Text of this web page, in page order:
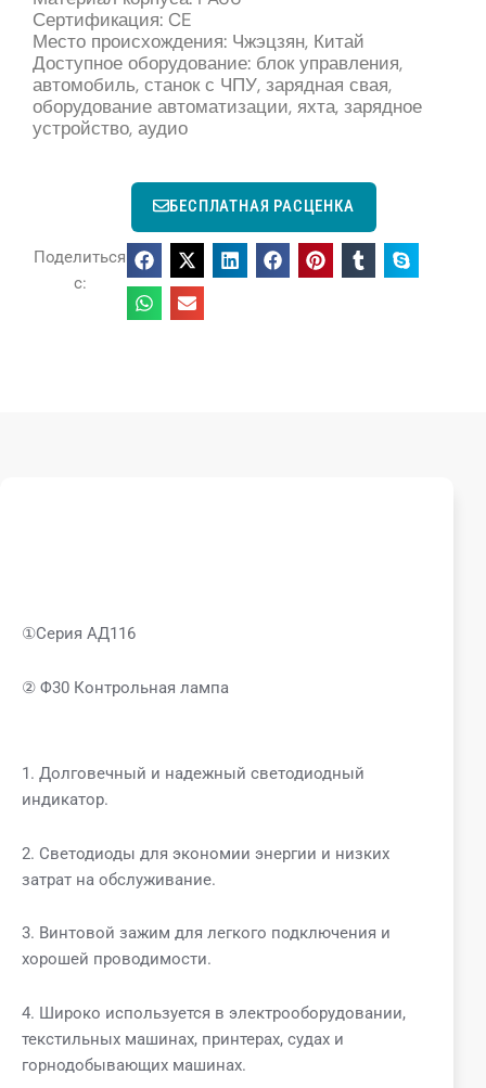
Сертификация: CE
Место происхождения: Чжэцзян, Китай
Доступное оборудование: блок управления,
автомобиль, станок с ЧПУ, зарядная свая,
оборудование автоматизации, яхта, зарядное
устройство, аудио
БЕСПЛАТНАЯ РАСЦЕНКА
Поделиться
с:
①Серия АД116
② Φ30 Контрольная лампа
1. Долговечный и надежный светодиодный
индикатор.
2. Светодиоды для экономии энергии и низких
затрат на обслуживание.
3. Винтовой зажим для легкого подключения и
хорошей проводимости.
4. Широко используется в электрооборудовании,
текстильных машинах, принтерах, судах и
горнодобывающих машинах.